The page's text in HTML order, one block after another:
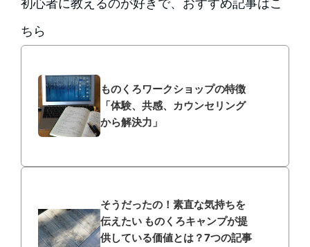
初心者に教えるのが好きで、おすすめ記事はこ
ちら
ものくろワークショップの特徴
「体験、共感、カウンセリング
から解決力」
そうだったの！素直な気持ちを
伝えたい ものくろキャンプが提
供している価値とは？7つの記事